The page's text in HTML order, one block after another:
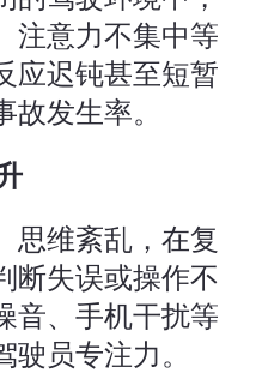
注意力不集中等
应迟钝甚至短暂
发生率。
思维紊乱，在复
断失误或操作不
音、手机干扰等
员专注力。